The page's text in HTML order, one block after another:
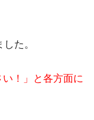
た。
！」と各方面に